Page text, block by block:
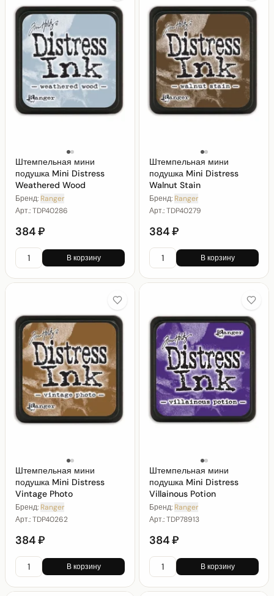
Штемпельная мини
подушка Mini Distress
Weathered Wood
Бренд: Ranger
Арт.:TDP40286
384 ₽
В корзину
Штемпельная мини
подушка Mini Distress
Walnut Stain
Бренд: Ranger
Арт.:TDP40279
384 ₽
В корзину
Штемпельная мини
подушка Mini Distress
Vintage Photo
Бренд: Ranger
Арт.:TDP40262
384 ₽
В корзину
Штемпельная мини
подушка Mini Distress
Villainous Potion
Бренд: Ranger
Арт.:TDP78913
384 ₽
В корзину